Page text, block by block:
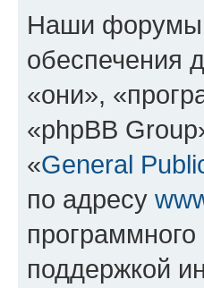
Наши форумы
обеспечения
«они»,
«phpBB
«General
по адресу
поддержкой